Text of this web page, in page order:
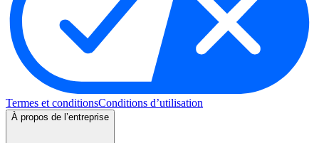
Termes et conditionsConditions d’utilisation
À propos de l’entreprise